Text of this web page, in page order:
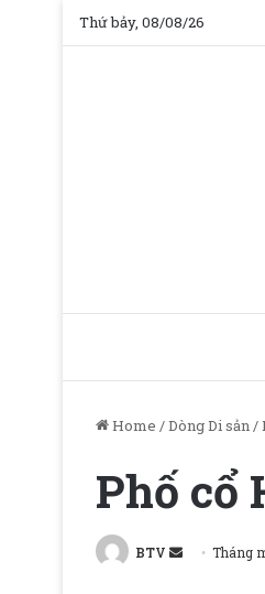
Thứ bảy, 08/08/26
Home /Dòng Di sản/
Phố cổ
BTV
SendTháng